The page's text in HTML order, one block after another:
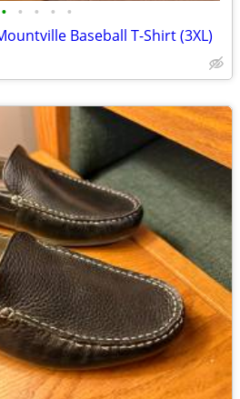
• • • • •
Baseball T-Shirt (3XL)